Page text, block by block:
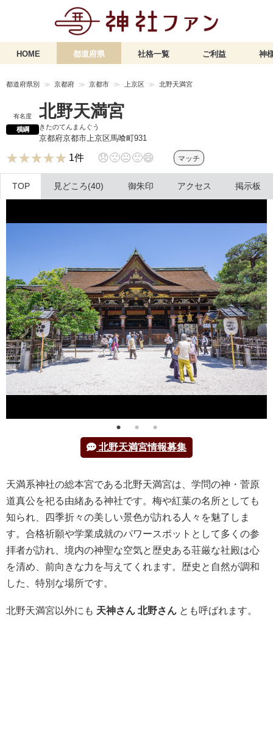
HOME 都道府県 社格一覧 ご利益 神
都道府県別 京都府 京都市 上京区 北野天満宮
有名度
横綱
北野天満宮
きたのてんまんぐう
京都府京都市上京区馬喰町931
★★★★★
★★★★★ 1件 😞🙁😐🙂😄 マッチ
TOP 見どころ(40) 御朱印 アクセス 掲示板
北野天満宮情報募集
天満系神社の総本宮である北野天満宮は、学問の神・菅原
道真公を祀る由緒ある神社です。梅や紅葉の名所としても
知られ、四季折々の美しい景色が訪れる人々を魅了しま
す。合格祈願や学業成就のパワースポットとして多くの参
拝者が訪れ、境内の神聖な空気と歴史ある荘厳な社殿は心
を清め、前向きな力を与えてくれます。歴史と自然が調和
した、特別な場所です。
北野天満宮以外にも 天神さん 北野さん とも呼ばれます。